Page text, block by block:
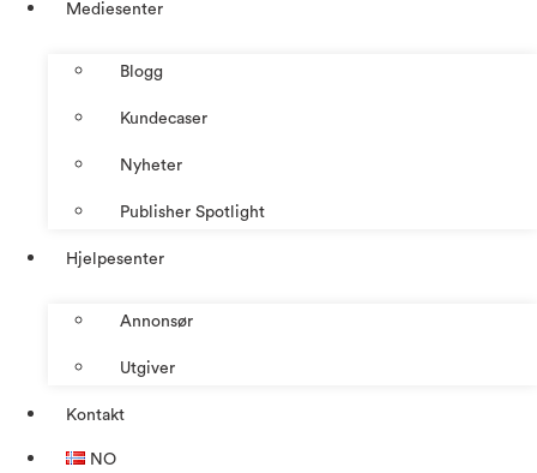
Mediesenter
Blogg
Kundecaser
Nyheter
Publisher Spotlight
Hjelpesenter
Annonsør
Utgiver
Kontakt
NO